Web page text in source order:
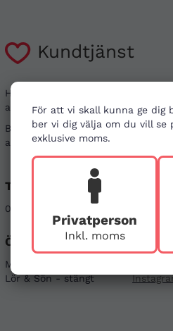
För att vi skall kunna ge dig
ber vi dig välja om du vill se
exklusive moms.
Privatperson
Inkl. moms
Kundtjänst
Har du frågor kring din
av vägledning?
Besök gärna våravanliga frågor.
att kontakta oss genom
Telefon
08-121 464 90
Öppettider
Mån - Fre 08-17
Lör & Sön - stängt